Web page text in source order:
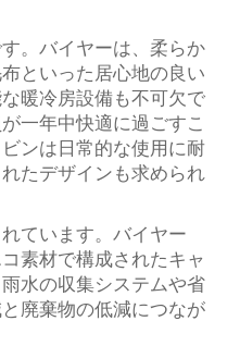
。バイヤーは、柔らか
といった居心地の良い
暖冷房設備も不可欠で
一年中快適に過ごすこ
ンは日常的な使用に耐
たデザインも求められ
ています。バイヤー
素材で構成されたキャ
水の収集システムや省
廃棄物の低減につなが